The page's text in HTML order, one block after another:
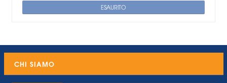
ESAURITO
CHI SIAMO